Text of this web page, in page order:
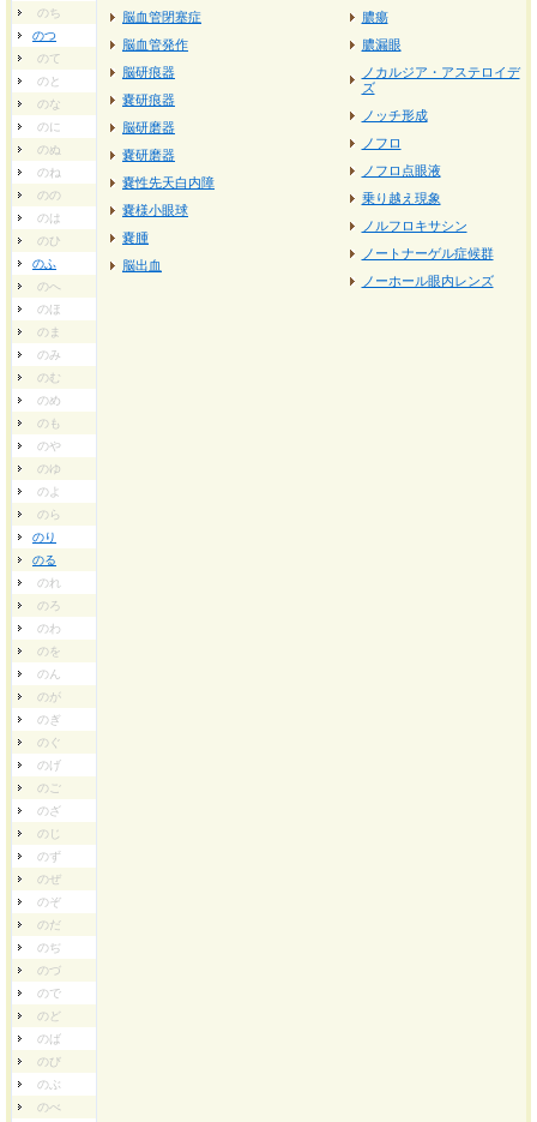
のち
のつ
のて
のと
のな
のに
のぬ
のね
のの
のは
のひ
のふ
のへ
のほ
のま
のみ
のむ
のめ
のも
のや
のゆ
のよ
のら
のり
のる
のれ
のろ
のわ
のを
のん
のが
のぎ
のぐ
のげ
のご
のざ
のじ
のず
のぜ
のぞ
のだ
のぢ
のづ
ので
のど
のば
のび
のぶ
のべ
脳血管閉塞症
脳血管発作
脳研痕器
嚢研痕器
脳研磨器
嚢研磨器
嚢性先天白内障
嚢様小眼球
嚢腫
脳出血
膿瘍
膿漏眼
ノカルジア・アステロイデ
ズ
ノッチ形成
ノフロ
ノフロ点眼液
乗り越え現象
ノルフロキサシン
ノートナーゲル症候群
ノーホール眼内レンズ